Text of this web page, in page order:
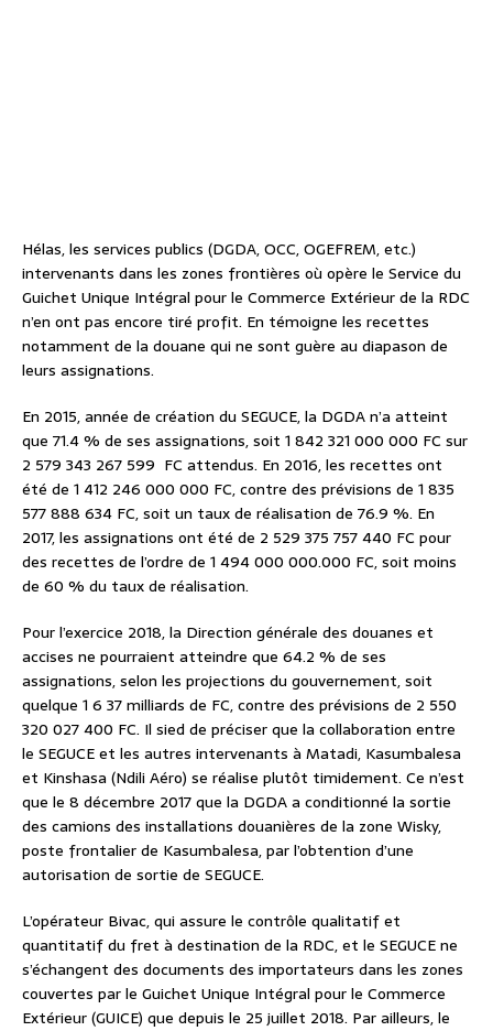
Hélas, les services publics (DGDA, OCC, OGEFREM, etc.)
intervenants dans les zones frontières où opère le Service du
Guichet Unique Intégral pour le Commerce Extérieur de la RDC
n’en ont pas encore tiré profit. En témoigne les recettes
notamment de la douane qui ne sont guère au diapason de
leurs assignations.
En 2015, année de création du SEGUCE, la DGDA n’a atteint
que 71.4 % de ses assignations, soit 1 842 321 000 000 FC sur
2 579 343 267 599 FC attendus. En 2016, les recettes ont
été de 1 412 246 000 000 FC, contre des prévisions de 1 835
577 888 634 FC, soit un taux de réalisation de 76.9 %. En
2017, les assignations ont été de 2 529 375 757 440 FC pour
des recettes de l’ordre de 1 494 000 000.000 FC, soit moins
de 60 % du taux de réalisation.
Pour l’exercice 2018, la Direction générale des douanes et
accises ne pourraient atteindre que 64.2 % de ses
assignations, selon les projections du gouvernement, soit
quelque 1 6 37 milliards de FC, contre des prévisions de 2 550
320 027 400 FC. Il sied de préciser que la collaboration entre
le SEGUCE et les autres intervenants à Matadi, Kasumbalesa
et Kinshasa (Ndili Aéro) se réalise plutôt timidement. Ce n’est
que le 8 décembre 2017 que la DGDA a conditionné la sortie
des camions des installations douanières de la zone Wisky,
poste frontalier de Kasumbalesa, par l’obtention d’une
autorisation de sortie de SEGUCE.
L’opérateur Bivac, qui assure le contrôle qualitatif et
quantitatif du fret à destination de la RDC, et le SEGUCE ne
s’échangent des documents des importateurs dans les zones
couvertes par le Guichet Unique Intégral pour le Commerce
Extérieur (GUICE) que depuis le 25 juillet 2018. Par ailleurs, le